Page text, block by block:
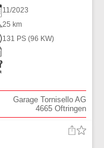
11/2023
25 km
131 PS (96 KW)
Garage Tornisello AG
4665 Oftringen